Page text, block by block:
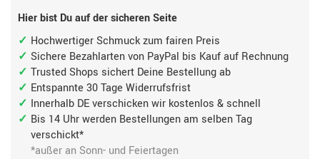
Hier bist Du auf der sicheren Seite
Hochwertiger Schmuck zum fairen Preis
Sichere Bezahlarten von PayPal bis Kauf auf Rechnung
Trusted Shops sichert Deine Bestellung ab
Entspannte 30 Tage Widerrufsfrist
Innerhalb DE verschicken wir kostenlos & schnell
Bis 14 Uhr werden Bestellungen am selben Tag
verschickt*
*außer an Sonn- und Feiertagen